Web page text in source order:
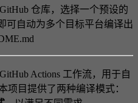
仓库，选择一个预设的
可自动为多个目标平台编译出
Actions 工作流，用于自
项目提供了两种编译模式：